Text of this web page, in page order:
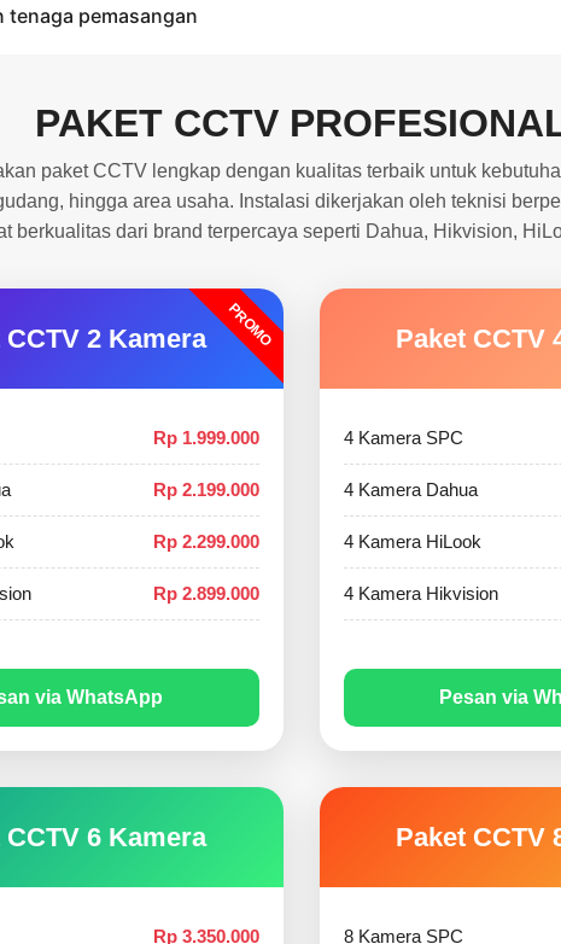
tenaga pemasangan
PAKET CCTV
paket CCTV lengkap dengan kualitas terbaik untuk
hingga area usaha. Instalasi dikerjakan oleh teknisi
berkualitas dari brand terpercaya seperti Dahua, Hikvision,
PROMO
CCTV 2 Kamera
Rp 1.999.000
Rp 2.199.000
Rp 2.299.000
Rp 2.899.000
via WhatsApp
Paket CCTV
4 Kamera SPC
4 Kamera Dahua
4 Kamera HiLook
4 Kamera Hikvision
Pesan via
CCTV 6 Kamera
Rp 3.350.000
Paket CCTV
8 Kamera SPC